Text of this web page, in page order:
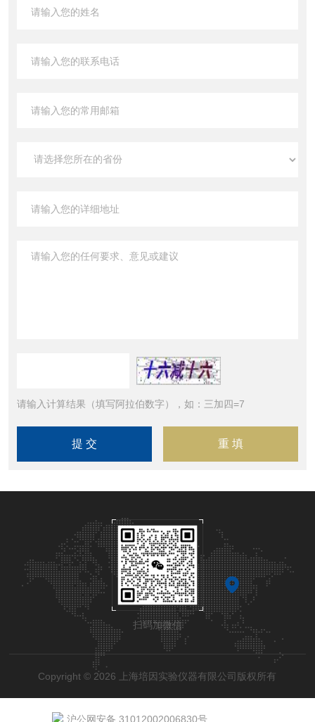
请输入计算结果（填写阿拉伯数字），如：三加四=7
扫码加微信
Copyright © 2026 上海培因实验仪器有限公司版权所有
沪公网安备 31012002006830号